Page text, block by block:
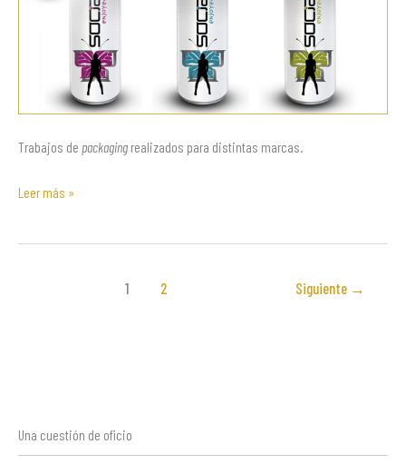
Trabajos de packaging realizados para distintas marcas.
Leer más »
1 2 Siguiente →
Una cuestión de oficio